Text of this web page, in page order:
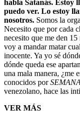
habla Satanás. Estoy
puedo ver. Lo estoy
nosotros. Somos la
Necesito que por cada
necesito que me den
voy a mandar matar
inocente. Ya yo sé
dónde queda ese
una mala manera, ¿me
conocidos porSEMANA,
venezolano, hace las
VER MÁS